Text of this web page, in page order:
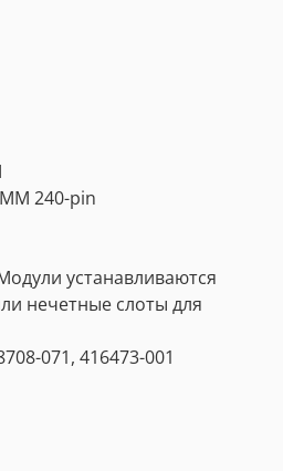
240-pin
устанавливаются
нечетные слоты для
071, 416473-001